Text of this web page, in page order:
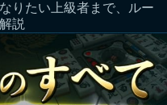
りたい上級者まで、ルー
説